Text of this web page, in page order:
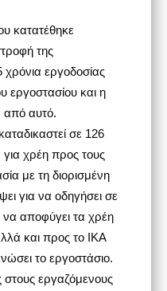
κατατέθηκε
της
εργοδοσίας
εργοστασίου και η
από αυτό.
σε 126
χρέη προς τους
με τη διορισμένη
για να οδηγήσει σε
αποφύγει τα χρέη
και προς το ΙΚΑ
το εργοστάσιο.
εργαζόμενους